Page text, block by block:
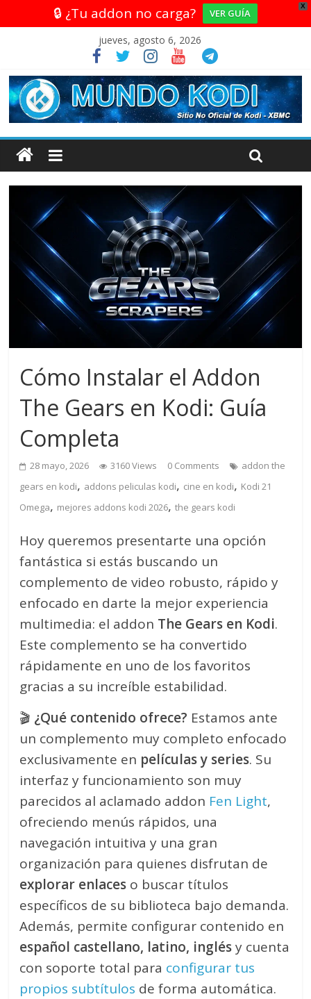
X
🔒 ¿Tu addon no carga? VER GUÍA
jueves, agosto 6, 2026
Cómo Instalar el Addon
The Gears en Kodi: Guía
Completa
28 mayo, 2026 3160 Views 0 Comments
addon the
gears en kodi, addons peliculas kodi, cine en kodi, Kodi 21
Omega, mejores addons kodi 2026,the gears kodi
Hoy queremos presentarte una opción
fantástica si estás buscando un
complemento de video robusto, rápido y
enfocado en darte la mejor experiencia
multimedia: el addon The Gears en Kodi.
Este complemento se ha convertido
rápidamente en uno de los favoritos
gracias a su increíble estabilidad.
🎬 ¿Qué contenido ofrece? Estamos ante
un complemento muy completo enfocado
exclusivamente en películas y series. Su
interfaz y funcionamiento son muy
parecidos al aclamado addon Fen Light,
ofreciendo menús rápidos, una
navegación intuitiva y una gran
organización para quienes disfrutan de
explorar enlaces o buscar títulos
específicos de su biblioteca bajo demanda.
Además, permite configurar contenido en
español castellano, latino, inglésy cuenta
con soporte total para configurar tus
propios subtítulos de forma automática.